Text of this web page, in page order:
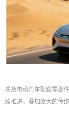
埃及电动汽车配套零部
续推进，叠加庞大的传